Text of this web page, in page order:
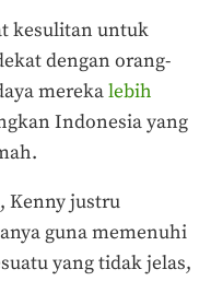
kesulitan untuk
dengan orang-
merekalebih
Indonesia yang
Kenny justru
guna memenuhi
yang tidak jelas,